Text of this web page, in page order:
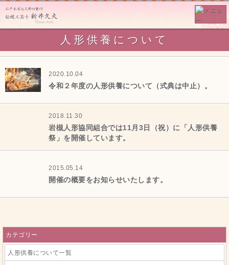
人形供養について
2020.10.04
令和２年度の人形供養について（式典は中止）。
2018.11.30
岩槻人形協同組合では11月3日（祝）に「人形供養
祭」を開催しています。
2015.05.14
開催の概要をお知らせいたします。
カテゴリー
人形供養について一覧